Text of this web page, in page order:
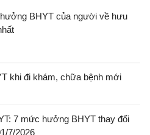
BHYT của người về hưu
khi đi khám, chữa bệnh mới
7 mức hưởng BHYT thay đổi
7/2026